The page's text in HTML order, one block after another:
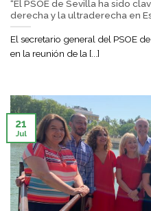
“El PSOE de Sevilla ha sido
derecha y la ultraderecha en
El secretario general del PSOE
en la reunión de la [...]
21
Jul